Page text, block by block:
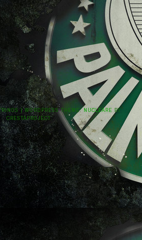
|WORDPRESS THEME:NUCLEARE BY
CRESTAPROJECT.